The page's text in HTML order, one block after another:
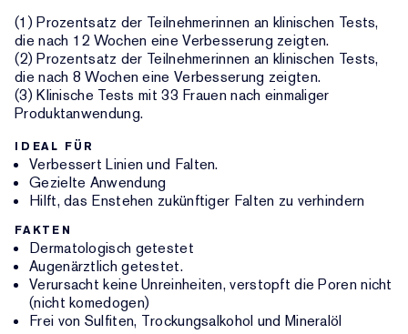
(1) Prozentsatz der Teilnehmerinnen an klinischen Tests,
die nach 12 Wochen eine Verbesserung zeigten.
(2) Prozentsatz der Teilnehmerinnen an klinischen Tests,
die nach 8 Wochen eine Verbesserung zeigten.
(3) Klinische Tests mit 33 Frauen nach einmaliger
Produktanwendung.
IDEAL FÜR
Verbessert Linien und Falten.
Gezielte Anwendung
Hilft, das Enstehen zukünftiger Falten zu verhindern
FAKTEN
Dermatologisch getestet
Augenärztlich getestet.
Verursacht keine Unreinheiten, verstopft die Poren nicht
(nicht komedogen)
Frei von Sulfiten, Trockungsalkohol und Mineralöl